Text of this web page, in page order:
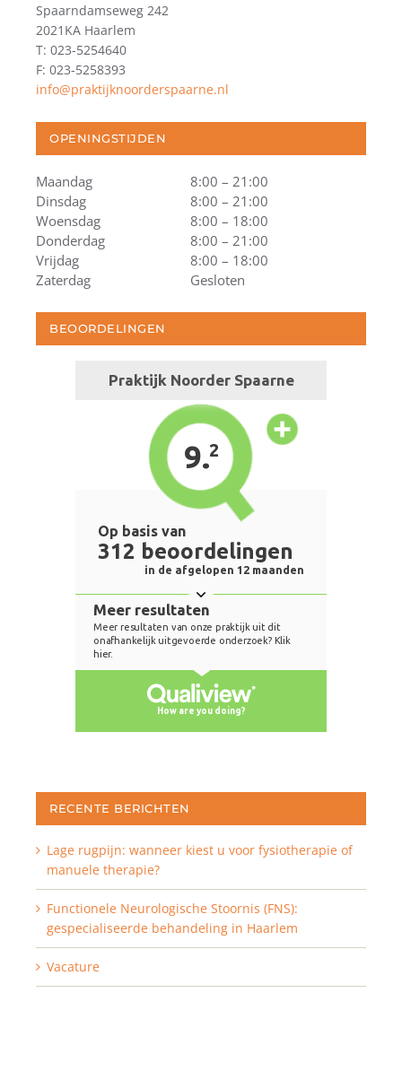
Spaarndamseweg 242
2021KA Haarlem
T: 023-5254640
F: 023-5258393
info@praktijknoorderspaarne.nl
OPENINGSTIJDEN
Maandag
8:00 – 21:00
Dinsdag
8:00 – 21:00
Woensdag
8:00 – 18:00
Donderdag
8:00 – 21:00
Vrijdag
8:00 – 18:00
Zaterdag
Gesloten
BEOORDELINGEN
RECENTE BERICHTEN
Lage rugpijn: wanneer kiest u voor fysiotherapie of
manuele therapie?
Functionele Neurologische Stoornis (FNS):
gespecialiseerde behandeling in Haarlem
Vacature